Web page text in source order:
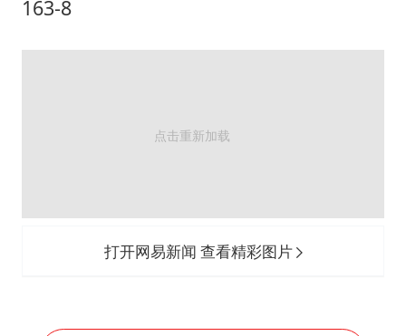
163-8
打开网易新闻 查看精彩图片